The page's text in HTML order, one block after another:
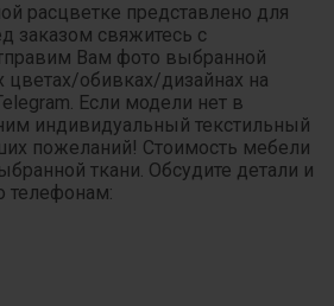
расцветке представлено для
заказом свяжитесь с
Вам фото выбранной
обивках/дизайнах на
Если модели нет в
индивидуальный текстильный
пожеланий! Стоимость мебели
ткани. Обсудите детали и
телефонам: